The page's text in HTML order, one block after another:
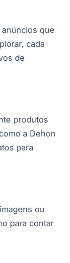
que
cada
de
produtos
a Dehon
para
ou
para contar